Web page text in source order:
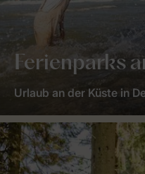
Ferienparks
Urlaub an der Küste in